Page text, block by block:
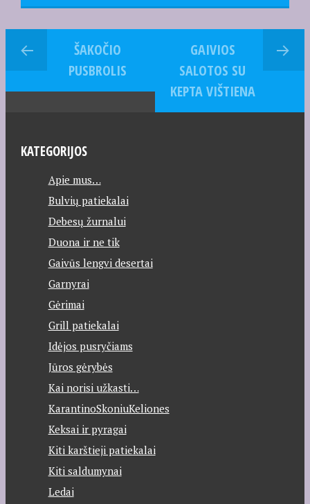
ŠAKOČIO
PUSBROLIS
GAIVIOS
SALOTOS SU
KEPTA VIŠTIENA
KATEGORIJOS
Apie mus…
Bulvių patiekalai
Debesų žurnalui
Duona ir ne tik
Gaivūs lengvi desertai
Garnyrai
Gėrimai
Grill patiekalai
Idėjos pusryčiams
Jūros gėrybės
Kai norisi užkasti…
KarantinoSkoniuKeliones
Keksai ir pyragai
Kiti karštieji patiekalai
Kiti saldumynai
Ledai